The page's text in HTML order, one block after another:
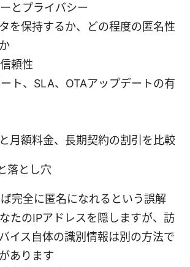
とプライバシー
を保持するか、どの程度の匿名性
頼性
ト、SLA、OTAアップデートの有
月額料金、長期契約の割引を比較
落とし穴
完全に匿名になれるという誤解
たのIPアドレスを隠しますが、訪
イス自体の識別情報は別の方法で
あります